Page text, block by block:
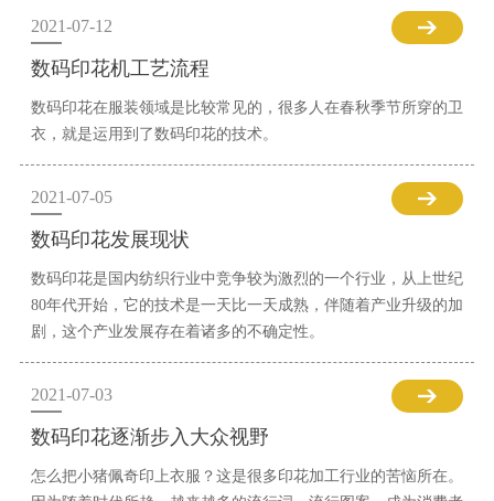
2021-07-12
数码印花机工艺流程
数码印花在服装领域是比较常见的，很多人在春秋季节所穿的卫
衣，就是运用到了数码印花的技术。
2021-07-05
数码印花发展现状
数码印花是国内纺织行业中竞争较为激烈的一个行业，从上世纪
80年代开始，它的技术是一天比一天成熟，伴随着产业升级的加
剧，这个产业发展存在着诸多的不确定性。
2021-07-03
数码印花逐渐步入大众视野
怎么把小猪佩奇印上衣服？这是很多印花加工行业的苦恼所在。